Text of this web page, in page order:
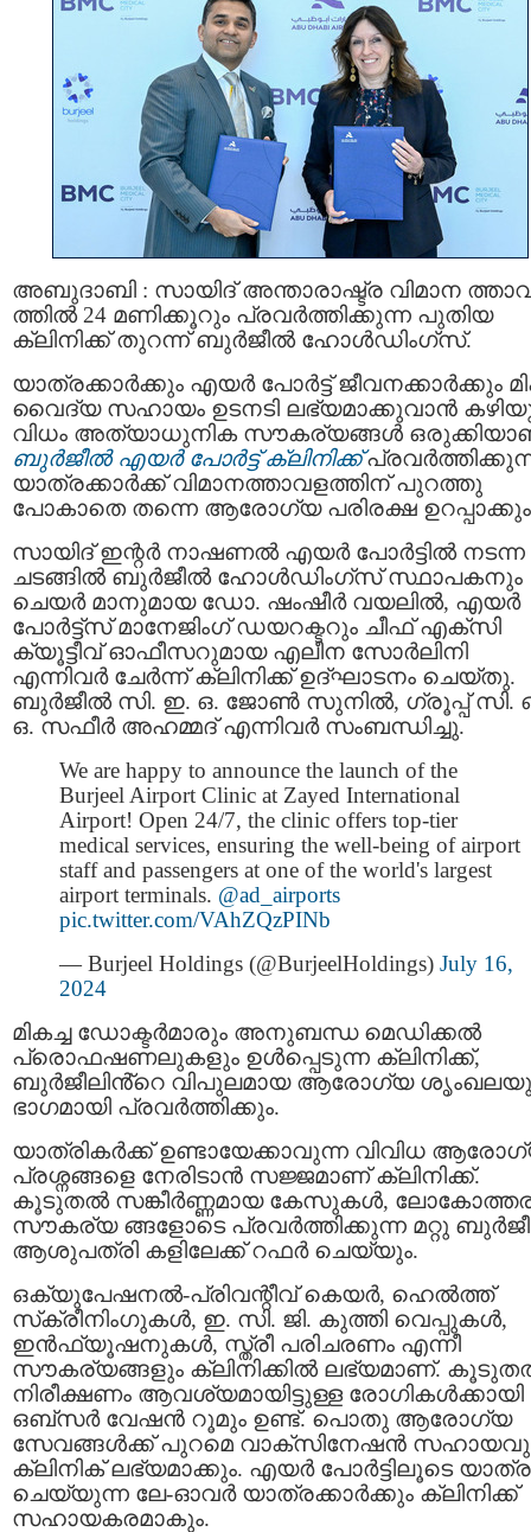
അബുദാബി : സായിദ് അന്താരാഷ്ട്ര വിമാന
ത്തില്‍ 24 മണിക്കൂറും പ്രവർത്തിക്കുന്ന പുതിയ
ക്ലിനിക്ക് തുറന്ന് ബുര്‍ജീല്‍ ഹോള്‍ഡിംഗ്‌സ്.
യാത്രക്കാര്‍ക്കും എയര്‍ പോര്‍ട്ട് ജീവനക്കാര്‍ക്കും
വൈദ്യ സഹായം ഉടനടി ലഭ്യമാക്കുവാൻ
വിധം അത്യാധുനിക സൗകര്യങ്ങൾ
ബുര്‍ജീല്‍ എയര്‍ പോര്‍ട്ട് ക്ലിനിക്ക്
യാത്രക്കാര്‍ക്ക് വിമാനത്താവളത്തിന് പുറത്തു
പോകാതെ തന്നെ ആരോഗ്യ പരിരക്ഷ
സായിദ് ഇന്റർ നാഷണൽ എയര്‍ പോര്‍ട്ടില്‍ നടന്ന
ചടങ്ങില്‍ ബുര്‍ജീല്‍ ഹോൾഡിംഗ്‌സ് സ്ഥാപകനും
ചെയര്‍ മാനുമായ ഡോ. ഷംഷീര്‍ വയലില്‍, എയര്‍
പോര്‍ട്ട്‌സ് മാനേജിംഗ് ഡയറക്ടറും ചീഫ് എക്‌സി
ക്യൂട്ടീവ് ഓഫീസറുമായ എലീന സോര്‍ലിനി
എന്നിവര്‍ ചേർന്ന് ക്ലിനിക്ക് ഉദ്ഘാടനം ചെയ്തു.
ബുര്‍ജീല്‍ സി. ഇ. ഒ. ജോണ്‍ സുനില്‍, ഗ്രൂപ്പ് സി.
ഒ. സഫീര്‍ അഹമ്മദ് എന്നിവർ സംബന്ധിച്ചു.
We are happy to announce the launch of the
Burjeel Airport Clinic at Zayed International
Airport! Open 24/7, the clinic offers top-tier
medical services, ensuring the well-being of airport
staff and passengers at one of the world's largest
airport terminals. @ad_airports
pic.twitter.com/VAhZQzPINb
— Burjeel Holdings (@BurjeelHoldings) July 16,
2024
മികച്ച ഡോക്ടര്‍മാരും അനുബന്ധ മെഡിക്കല്‍
പ്രൊഫഷണലുകളും ഉള്‍പ്പെടുന്ന ക്ലിനിക്ക്,
ബുര്‍ജീലിൻ്റെ വിപുലമായ ആരോഗ്യ
ഭാഗമായി പ്രവര്‍ത്തിക്കും.
യാത്രികർക്ക് ഉണ്ടായേക്കാവുന്ന വിവിധ
പ്രശ്നങ്ങളെ നേരിടാന്‍ സജ്ജമാണ് ക്ലിനിക്ക്.
കൂടുതല്‍ സങ്കീർണ്ണമായ കേസുകള്‍,
സൗകര്യ ങ്ങളോടെ പ്രവര്‍ത്തിക്കുന്ന മറ്റു
ആശുപത്രി കളിലേക്ക് റഫര്‍ ചെയ്യും.
ഒക്യുപേഷനല്‍-പ്രിവന്റീവ് കെയര്‍, ഹെല്‍ത്ത്
സ്‌ക്രീനിംഗുകള്‍, ഇ. സി. ജി. കുത്തി വെപ്പുകള്‍,
ഇന്‍ഫ്യൂഷനുകള്‍, സ്ത്രീ പരിചരണം എന്നീ
സൗകര്യങ്ങളും ക്ലിനിക്കില്‍ ലഭ്യമാണ്.
നിരീക്ഷണം ആവശ്യമായിട്ടുള്ള രോഗികള്‍ക്കായി
ഒബ്‌സര്‍ വേഷന്‍ റൂമും ഉണ്ട്. പൊതു ആരോഗ്യ
സേവങ്ങള്‍ക്ക് പുറമെ വാക്‌സിനേഷന്‍
ക്ലിനിക് ലഭ്യമാക്കും. എയര്‍ പോര്‍ട്ടിലൂടെ യാത്ര
ചെയ്യുന്ന ലേ-ഓവര്‍ യാത്രക്കാര്‍ക്കും ക്ലിനിക്ക്
സഹായകരമാകും.